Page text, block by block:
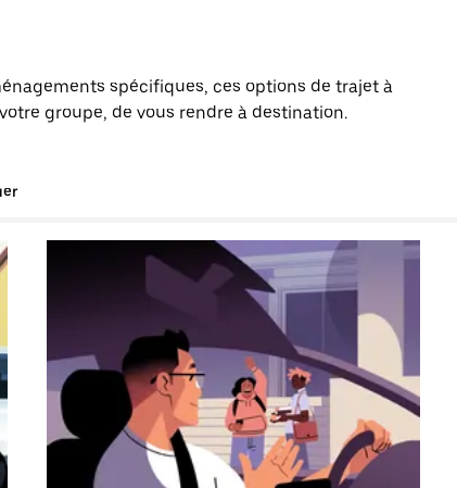
spécifiques, ces options de trajet à
groupe, de vous rendre à destination.